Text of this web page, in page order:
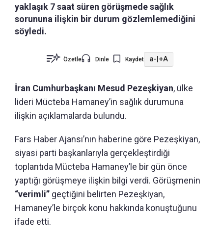
yaklaşık 7 saat süren görüşmede sağlık
sorununa ilişkin bir durum gözlemlemediğini
söyledi.
Özetle Dinle Kaydet a-|+A
İran Cumhurbaşkanı Mesud Pezeşkiyan, ülke
lideri Mücteba Hamaney’in sağlık durumuna
ilişkin açıklamalarda bulundu.
Fars Haber Ajansı’nın haberine göre Pezeşkiyan,
siyasi parti başkanlarıyla gerçekleştirdiği
toplantıda Mücteba Hamaney’le bir gün önce
yaptığı görüşmeye ilişkin bilgi verdi. Görüşmenin
“verimli” geçtiğini belirten Pezeşkiyan,
Hamaney’le birçok konu hakkında konuştuğunu
ifade etti.